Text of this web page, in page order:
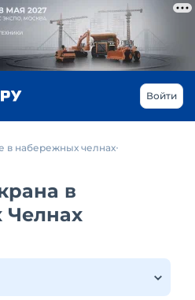
Войти
в набережных челнах
в